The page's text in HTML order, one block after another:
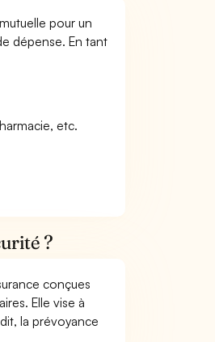
pour un
dépense. En tant
etc.
?
conçues
Elle vise à
la prévoyance